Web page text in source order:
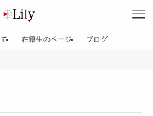
在籍生のページ ブログ